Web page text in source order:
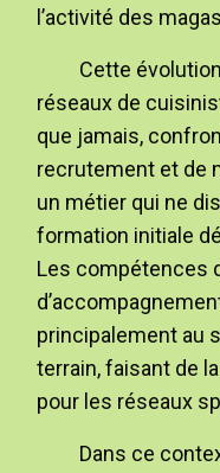
l’activité des
Cette
réseaux de
que jamais,
recrutement et de
un métier qui ne
formation initiale
Les compétences
principalement au
terrain, faisant de
pour les réseaux
Dans ce